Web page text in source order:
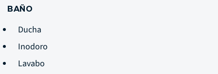
BAÑO
Ducha
Inodoro
Lavabo